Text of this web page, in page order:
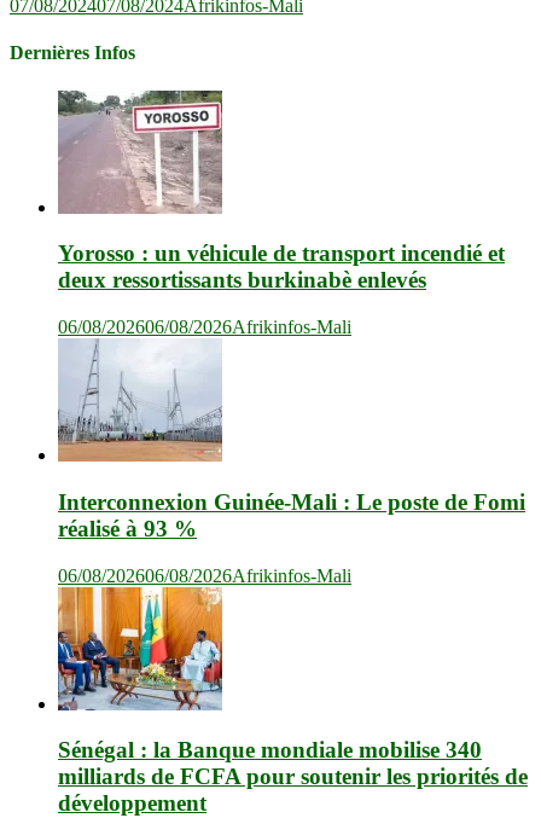
07/08/202407/08/2024Afrikinfos-Mali
Dernières Infos
Yorosso : un véhicule de transport incendié et
deux ressortissants burkinabè enlevés
06/08/202606/08/2026Afrikinfos-Mali
Interconnexion Guinée-Mali : Le poste de Fomi
réalisé à 93 %
06/08/202606/08/2026Afrikinfos-Mali
Sénégal : la Banque mondiale mobilise 340
milliards de FCFA pour soutenir les priorités de
développement